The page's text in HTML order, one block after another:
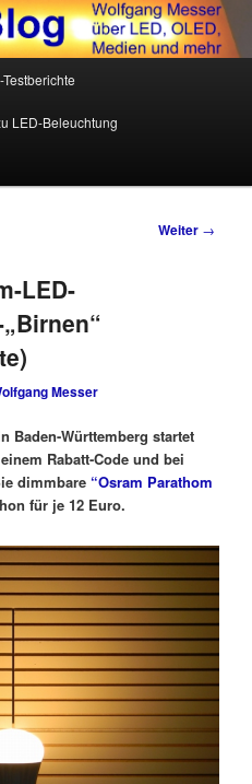
Medien und mehr
Testberichte
LED-Beleuchtung
Weiter →
LED-
Messer
Baden-Württemberg startet
Rabatt-Code und bei
dimmbare “Osram Parathom
für je 12 Euro.